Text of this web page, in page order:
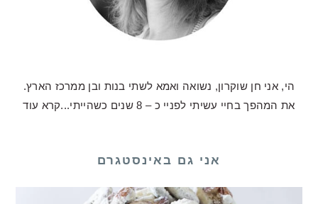
הי, אני חן שוקרון, נשואה ואמא לשתי בנות ובן ממרכז הארץ.
את המהפך בחיי עשיתי לפניי כ – 8 שנים כשהייתי...
קרא עוד
אני גם באינסטגרם